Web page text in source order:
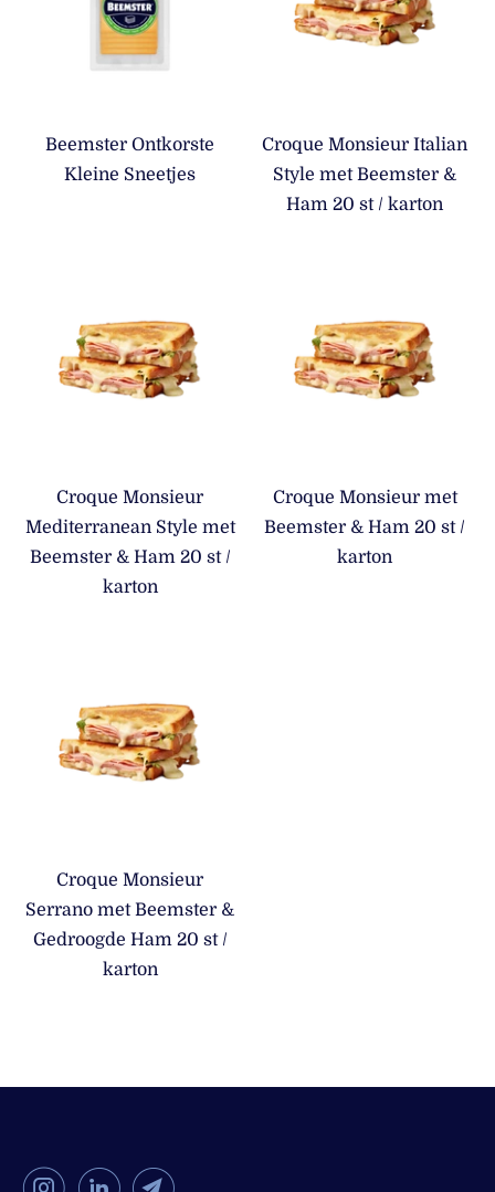
Beemster Ontkorste
Kleine Sneetjes
Croque Monsieur Italian
Style met Beemster &
Ham 20 st / karton
Croque Monsieur
Mediterranean Style met
Beemster & Ham 20 st /
karton
Croque Monsieur met
Beemster & Ham 20 st /
karton
Croque Monsieur
Serrano met Beemster &
Gedroogde Ham 20 st /
karton